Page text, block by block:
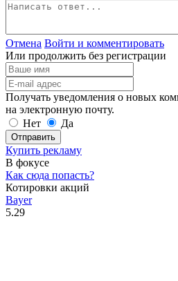
Отмена Войти и комментировать
Или продолжить без регистрации
Получать уведомления о новых
на электронную почту.
Нет
Да
Отправить
Купить рекламу
В фокусе
Как сюда попасть?
Котировки акций
Bayer
5.29